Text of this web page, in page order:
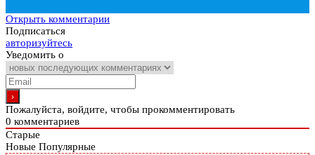
Открыть комментарии
Подписаться
авторизуйтесь
Уведомить о
Пожалуйста, войдите, чтобы прокомментировать
0 комментариев
Старые
Новые Популярные